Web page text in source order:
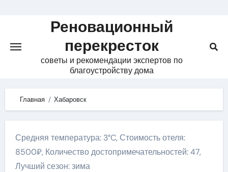
Реновационный
перекресток
советы и рекомендации экспертов по
благоустройству дома
Главная Хабаровск
Средняя температура: 3°C, Стоимость отеля:
8500₽, Количество достопримечательностей: 47,
Лучший сезон: зима